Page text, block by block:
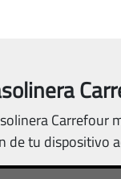
Carrefour
de tu dispositivo